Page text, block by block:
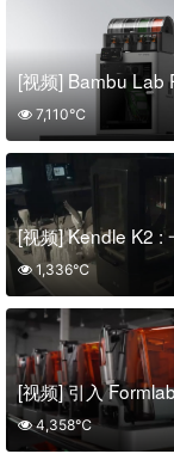
7,110℃
1,336℃
4,358℃